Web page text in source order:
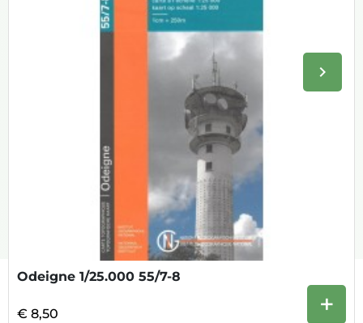
keyboard_arrow_right
Odeigne 1/25.000 55/7-8
€ 8,50 +